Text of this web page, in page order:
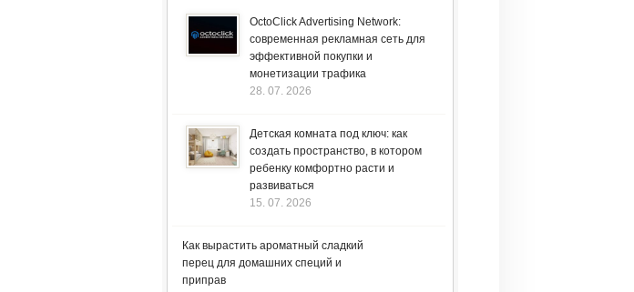
OctoClick Advertising Network:
современная рекламная сеть для
эффективной покупки и
монетизации трафика
28. 07. 2026
Детская комната под ключ: как
создать пространство, в котором
ребенку комфортно расти и
развиваться
15. 07. 2026
Как вырастить ароматный сладкий
перец для домашних специй и
приправ